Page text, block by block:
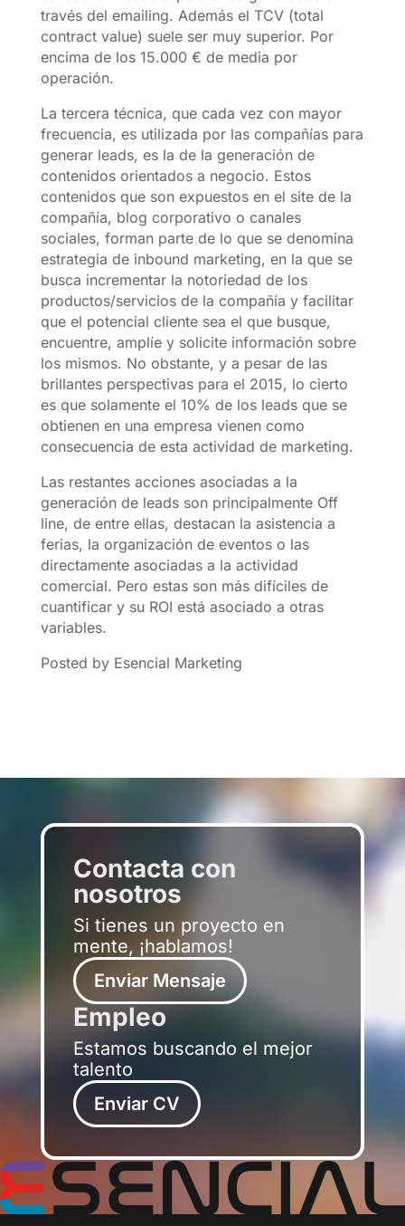
través del emailing. Además el TCV (total
contract value) suele ser muy superior. Por
encima de los 15.000 € de media por
operación.
La tercera técnica, que cada vez con mayor
frecuencia, es utilizada por las compañías para
generar leads, es la de la generación de
contenidos orientados a negocio. Estos
contenidos que son expuestos en el site de la
compañía, blog corporativo o canales
sociales, forman parte de lo que se denomina
estrategia de inbound marketing, en la que se
busca incrementar la notoriedad de los
productos/servicios de la compañía y facilitar
que el potencial cliente sea el que busque,
encuentre, amplíe y solicite información sobre
los mismos. No obstante, y a pesar de las
brillantes perspectivas para el 2015, lo cierto
es que solamente el 10% de los leads que se
obtienen en una empresa vienen como
consecuencia de esta actividad de marketing.
Las restantes acciones asociadas a la
generación de leads son principalmente Off
line, de entre ellas, destacan la asistencia a
ferias, la organización de eventos o las
directamente asociadas a la actividad
comercial. Pero estas son más difíciles de
cuantificar y su ROI está asociado a otras
variables.
Posted by Esencial Marketing
Contacta con
nosotros
Si tienes un proyecto en
mente, ¡hablamos!
Enviar Mensaje
Empleo
Estamos buscando el mejor
talento
Enviar CV